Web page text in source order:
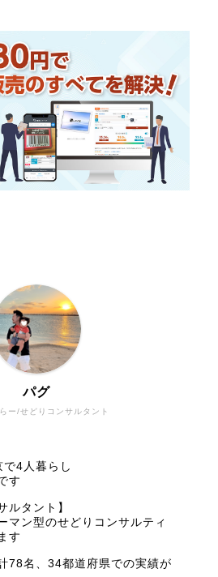
ー/せどりコンサルタント
パグ
4人暮らし
す
ルタント】
マン型のせどりコンサルティ
す
78名、34都道府県での実績が